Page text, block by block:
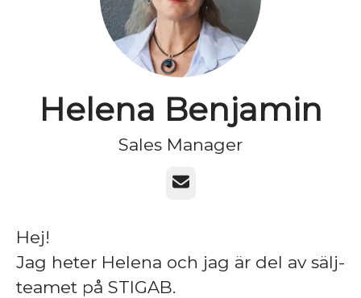
Helena Benjamin
Sales Manager
E-post
Hej!
Jag heter Helena och jag är del av sälj-
teamet på STIGAB.